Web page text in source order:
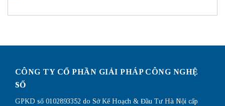
tra
win
nhất
CÔNG TY CỔ PHẦN GIẢI PHÁP CÔNG NGHỆ
SỐ
GPKD số 0102893352 do Sở Kế Hoạch & Đầu Tư Hà Nội cấp